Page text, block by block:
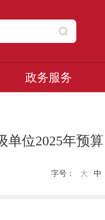
政务服务
单位2025年预算
字号： 大 中